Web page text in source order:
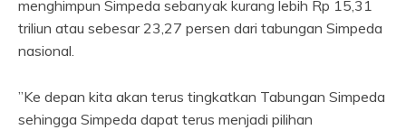
menghimpun Simpeda sebanyak kurang lebih Rp 15,31
triliun atau sebesar 23,27 persen dari tabungan Simpeda
nasional.
”Ke depan kita akan terus tingkatkan Tabungan Simpeda
sehingga Simpeda dapat terus menjadi pilihan